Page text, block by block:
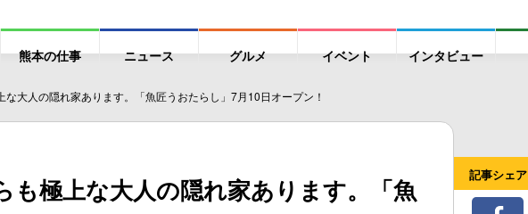
熊本の仕事 ニュース グルメ イベント インタビュー
な大人の隠れ家あります。「魚匠うおたらし」7月10日オープン！
も極上な大人の隠れ家あります。「魚
記事シェア